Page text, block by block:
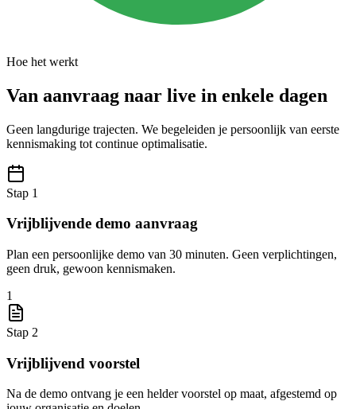
Hoe het werkt
Van aanvraag naar live in enkele dagen
Geen langdurige trajecten. We begeleiden je persoonlijk van eerste
kennismaking tot continue optimalisatie.
Stap 1
Vrijblijvende demo aanvraag
Plan een persoonlijke demo van 30 minuten. Geen verplichtingen,
geen druk, gewoon kennismaken.
1
Stap 2
Vrijblijvend voorstel
Na de demo ontvang je een helder voorstel op maat, afgestemd op